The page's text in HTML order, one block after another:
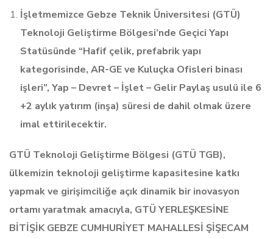
İşletmemizce Gebze Teknik Üniversitesi (GTÜ)
Teknoloji Geliştirme Bölgesi’nde Geçici Yapı
Statüsünde “Hafif çelik, prefabrik yapı
kategorisinde, AR-GE ve Kuluçka Ofisleri binası
işleri”, Yap – Devret – İşlet – Gelir Paylaş usulü ile 6
+2 aylık yatırım (inşa) süresi de dahil olmak üzere
imal ettirilecektir.
GTÜ Teknoloji Geliştirme Bölgesi (GTÜ TGB),
ülkemizin teknoloji geliştirme kapasitesine katkı
yapmak ve girişimciliğe açık dinamik bir inovasyon
ortamı yaratmak amacıyla, GTÜ YERLEŞKESİNE
BİTİŞİK GEBZE CUMHURİYET MAHALLESİ ŞİŞECAM